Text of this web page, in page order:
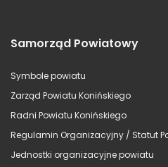
Samorząd Powiatowy
Symbole powiatu
Zarząd Powiatu Konińskiego
Radni Powiatu Konińskiego
Regulamin Organizacyjny / Statut
Jednostki organizacyjne powiatu